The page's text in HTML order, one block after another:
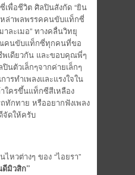
เพื่อชีวิต ศิลปินสังกัด “ยิน
หล่าพลพรรคคนขับแท็กซี่
าละเมอ” ทางคลื่นวิทยุ
ณคนขับแท็กซี่ทุกคนที่ขอ
พเดียวกัน และขอบคุณพี่ๆ
นตัวเล็กๆจากค่ายเล็กๆ
ารทำเพลงและแรงใจใน
ใครขึ้นแท็กซีสีเหลือง
ทักทาย หรืออยากฟังเพลง
จัดให้ครับ
หวต่างๆ ของ “ไอยรา”
ดีมิวสิก”